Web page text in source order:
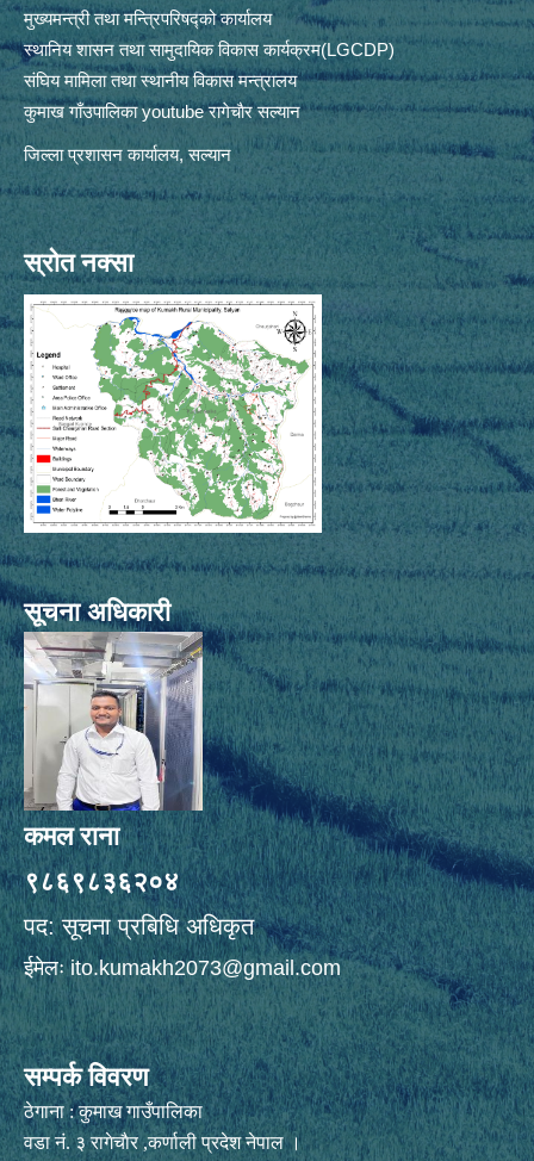
मुख्यमन्त्री तथा मन्त्रिपरिषद्को कार्यालय
स्थानिय शासन तथा सामुदायिक विकास कार्यक्रम(LGCDP)
संघिय मामिला तथा स्थानीय विकास मन्त्रालय
कुमाख गाँउपालिका youtube रागेचाैर सल्यान
जिल्ला प्रशासन कार्यालय, सल्यान
स्रोत नक्सा
सूचना अधिकारी
कमल राना
९८६९८३६२०४
पद: सूचना प्रबिधि अधिकृत
ईमेलःito.kumakh2073@gmail.com
सम्पर्क विवरण
ठेगाना : कुमाख गाउँपालिका
वडा नं. ३ रागेचाैर ,कर्णाली प्रदेश नेपाल ।